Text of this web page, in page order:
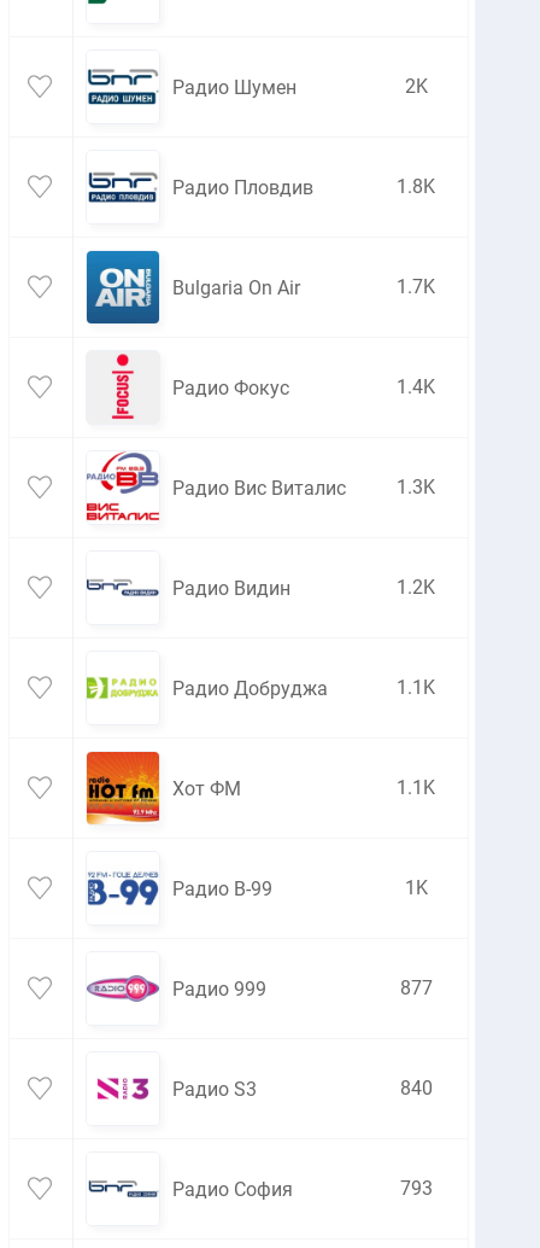
Радио Шумен 2K
Радио Пловдив 1.8K
Bulgaria On Air 1.7K
Радио Фокус 1.4K
Радио Вис Виталис 1.3K
Радио Видин 1.2K
Радио Добруджа 1.1K
Хот ФМ 1.1K
Радио В-99 1K
Радио 999 877
Радио S3 840
Радио София 793